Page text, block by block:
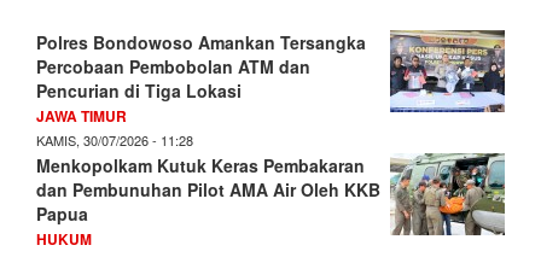
Polres Bondowoso Amankan Tersangka
Percobaan Pembobolan ATM dan
Pencurian di Tiga Lokasi
JAWA TIMUR
KAMIS, 30/07/2026 - 11:28
Menkopolkam Kutuk Keras Pembakaran
dan Pembunuhan Pilot AMA Air Oleh KKB
Papua
HUKUM